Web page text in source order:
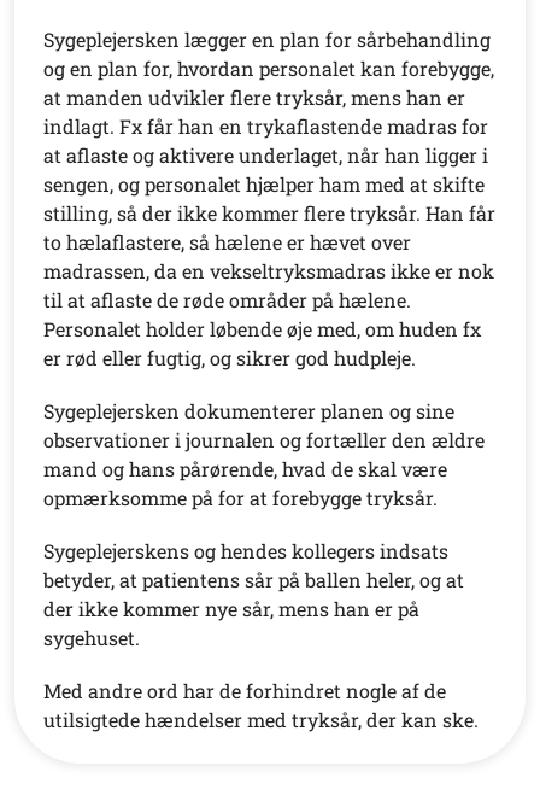
Sygeplejersken lægger en plan for sårbehandling
og en plan for, hvordan personalet kan forebygge,
at manden udvikler flere tryksår, mens han er
indlagt. Fx får han en trykaflastende madras for
at aflaste og aktivere underlaget, når han ligger i
sengen, og personalet hjælper ham med at skifte
stilling, så der ikke kommer flere tryksår. Han får
to hælaflastere, så hælene er hævet over
madrassen, da en vekseltryksmadras ikke er nok
til at aflaste de røde områder på hælene.
Personalet holder løbende øje med, om huden fx
er rød eller fugtig, og sikrer god hudpleje.
Sygeplejersken dokumenterer planen og sine
observationer i journalen og fortæller den ældre
mand og hans pårørende, hvad de skal være
opmærksomme på for at forebygge tryksår.
Sygeplejerskens og hendes kollegers indsats
betyder, at patientens sår på ballen heler, og at
der ikke kommer nye sår, mens han er på
sygehuset.
Med andre ord har de forhindret nogle af de
utilsigtede hændelser med tryksår, der kan ske.